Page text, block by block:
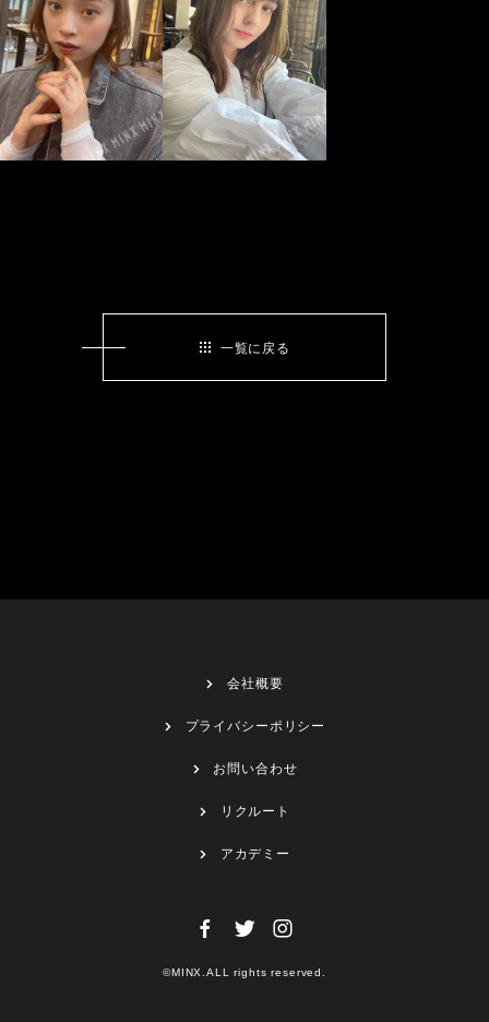
一覧に戻る
会社概要
プライバシーポリシー
お問い合わせ
リクルート
アカデミー
©MINX.ALL rights reserved.